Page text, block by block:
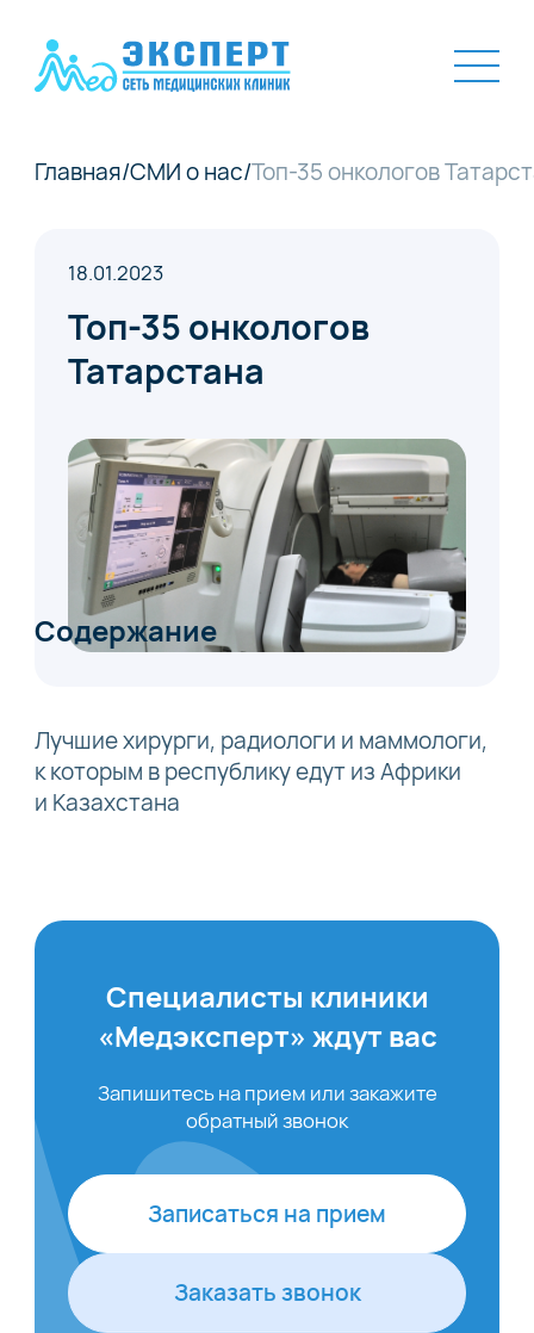
Главная/СМИ о нас/Топ-35 онкологов
18.01.2023
Топ-35 онкологов
Татарстана
Содержание
Лучшие хирурги, радиологи и маммологи,
к которым в республику едут из Африки
и Казахстана
Специалисты клиники
«Медэксперт» ждут вас
Запишитесь на прием или закажите
обратный звонок
Записаться на прием
Заказать звонок